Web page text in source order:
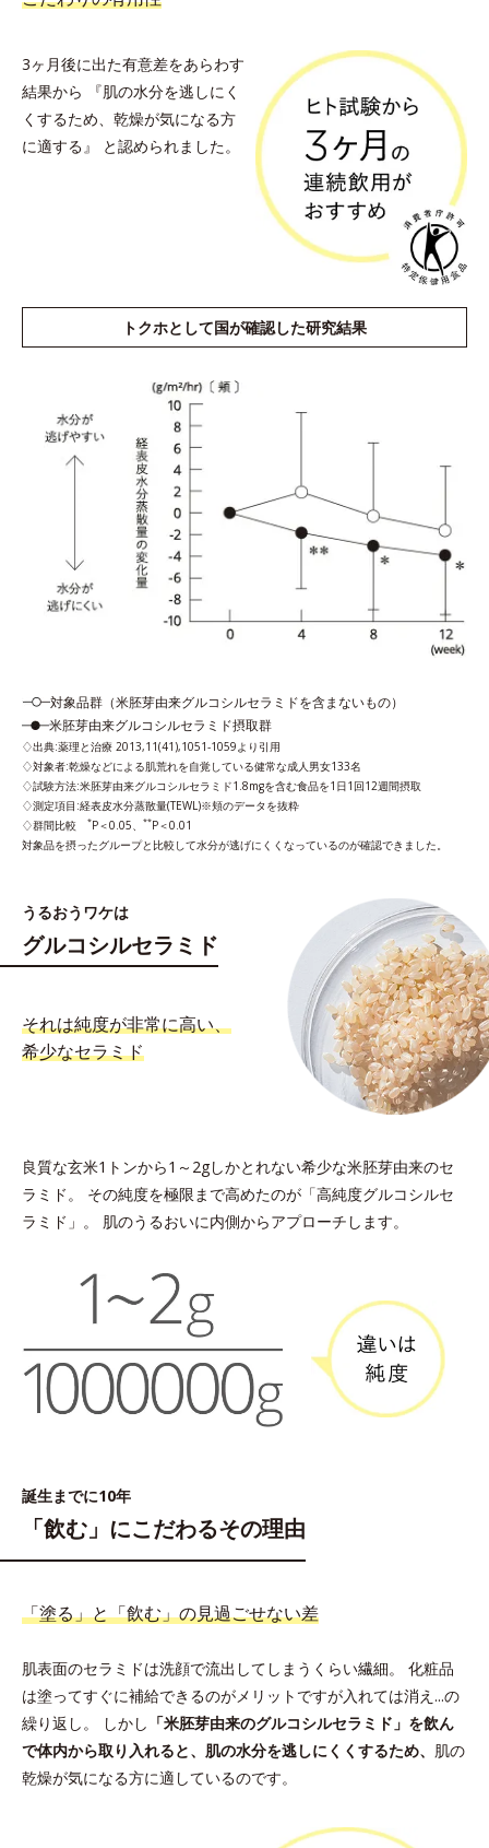
3ヶ月後に出た有意差をあらわす
結果から
『肌の水分を逃しにく
くするため、乾燥が気になる方
に適する』
と認められました。
トクホとして国が確認した研究結果
対象品群（米胚芽由来グルコシルセラミドを含まないもの）
米胚芽由来グルコシルセラミド摂取群
出典:薬理と治療 2013,11(41),1051-1059より引用
対象者:乾燥などによる肌荒れを自覚している健常な成人男女133名
試験方法:米胚芽由来グルコシルセラミド1.8mgを含む食品を1日1回12週間摂取
測定項目:経表皮水分蒸散量(TEWL)※頬のデータを抜粋
群間比較
*P＜0.05、 **P＜0.01
対象品を摂ったグループと比較して水分が逃げにくくなっているのが確認できました。
うるおうワケは
グルコシルセラミド
それは純度が非常に高い、
希少なセラミド
良質な玄米1トンから1～2gしかとれない希少な米胚芽由来のセ
ラミド。
その純度を極限まで高めたのが「高純度グルコシルセ
ラミド」。
肌のうるおいに内側からアプローチします。
誕生までに10年
「飲む」にこだわるその理由
「塗る」と「飲む」の見過ごせない差
肌表面のセラミドは洗顔で流出してしまうくらい繊細。
化粧品
は塗ってすぐに補給できるのがメリットですが入れては消え...の
繰り返し。 しかし 「米胚芽由来のグルコシルセラミド」を飲ん
で体内から取り入れると、肌の水分を逃しにくくするため、 肌の
乾燥が気になる方に適しているのです。